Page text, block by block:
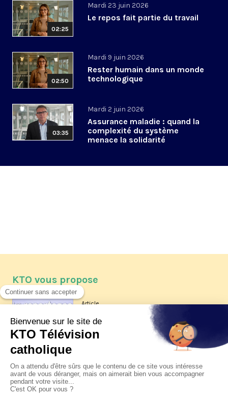
02:25
Mardi 23 juin 2026
Le repos fait partie du travail
02:50
Mardi 9 juin 2026
Rester humain dans un monde
technologique
03:35
Mardi 2 juin 2026
Assurance maladie : quand la
complexité du système
menace la solidarité
KTO vous propose
Article
Les reportages d'été 2026 de KTO
La visite pastorale du pape Léon
XIV à Assise à suivre sur KTO le
jeudi 6 août